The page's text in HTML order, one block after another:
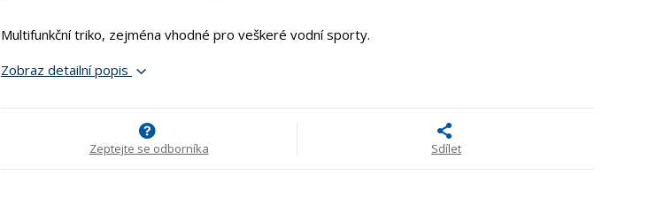
Multifunkční triko, zejména vhodné pro veškeré vodní sporty.
Zobraz detailní popis
Zeptejte se odborníka Sdílet